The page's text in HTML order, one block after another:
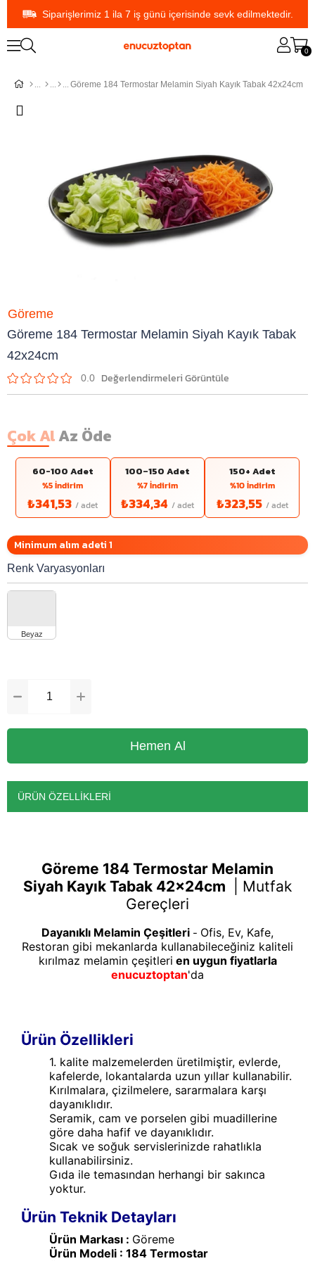
Siparişlerimiz 1 ila 7 iş günü içerisinde sevk edilmektedir.
0
Göreme 184 Termostar Melamin Siyah Kayık Tabak 42x24cm
Göreme 184 Termostar Melamin Siyah Kayık Tabak
42x24cm
0.0
Göreme
Çok AlAz Öde
60-100 Adet
%5 İndirim
₺341,53
100–150 Adet
%7 İndirim
₺334,34
150+ Adet
%10 İndirim
₺323,55
Minimum alım adeti 1
Renk Varyasyonları
ÜRÜN ÖZELLIKLERI
Göreme 184 Termostar Melamin
Siyah Kayık Tabak 42x24cm
Mutfak
Gereçleri
Dayanıklı Melamin Çeşitleri - Ofis, Ev, Kafe,
Restoran gibi mekanlarda kullanabileceğiniz kaliteli
kırılmaz melamin çeşitleri en uygun fiyatlarla
enucuztoptan'da
Ürün Özellikleri
1. kalite malzemelerden üretilmiştir, evlerde,
kafelerde, lokantalarda uzun yıllar kullanabilir.
Kırılmalara, çizilmelere, sararmalara karşı
dayanıklıdır.
Seramik, cam ve porselen gibi muadillerine
göre daha hafif ve dayanıklıdır.
Sıcak ve soğuk servislerinizde rahatlıkla
kullanabilirsiniz.
Gıda ile temasından herhangi bir sakınca
yoktur.
Ürün Teknik Detayları
Ürün Markası : Göreme
Ürün Modeli : 184 Termostar